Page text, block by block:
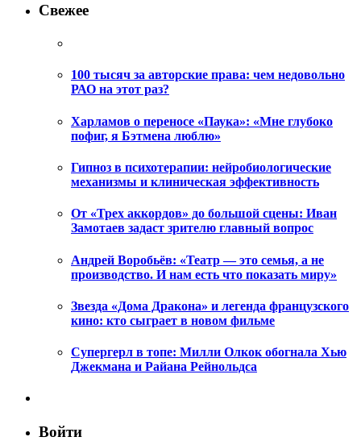
Свежее
100 тысяч за авторские права: чем недовольно
РАО на этот раз?
Харламов о переносе «Паука»: «Мне глубоко
пофиг, я Бэтмена люблю»
Гипноз в психотерапии: нейробиологические
механизмы и клиническая эффективность
От «Трех аккордов» до большой сцены: Иван
Замотаев задаст зрителю главный вопрос
Андрей Воробьёв: «Театр — это семья, а не
производство. И нам есть что показать миру»
Звезда «Дома Дракона» и легенда французского
кино: кто сыграет в новом фильме
Супергерл в топе: Милли Олкок обогнала Хью
Джекмана и Райана Рейнольдса
Войти